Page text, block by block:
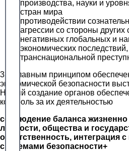
производства, науки и
стран мира
противодействии
агрессии со стороны других
негативных глобальных и
экономических
транснациональной
33. Главным принципом
экономической безопасности
Новый создание органов
контроль за их деятельностью
соблюдение баланса
личности, общества и
ответственность, интеграция
системами безопасности+